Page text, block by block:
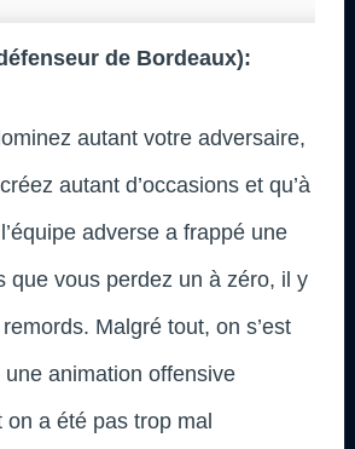
de Bordeaux):
autant votre adversaire,
autant d’occasions et qu’à
adverse a frappé une
que vous perdez un à zéro, il y
Malgré tout, on s’est
animation offensive
on a été pas trop mal